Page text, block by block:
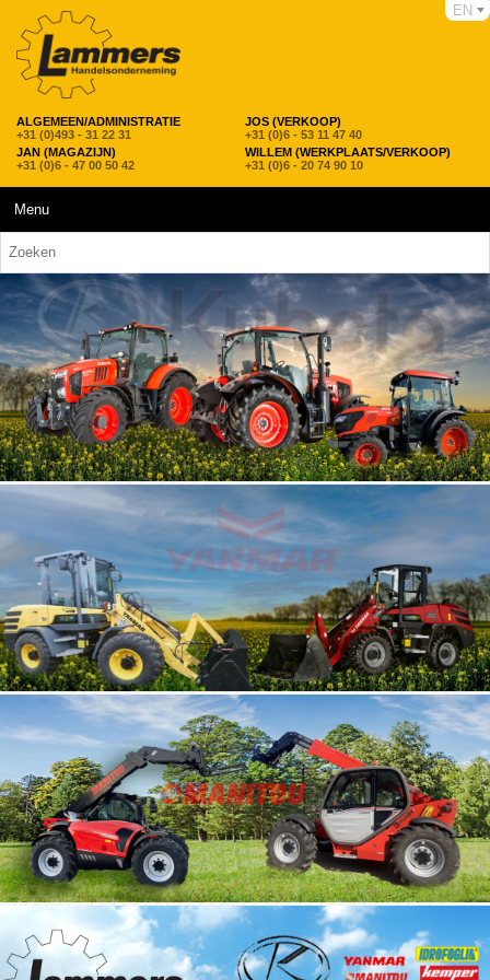
ALGEMEEN/ADMINISTRATIE
+31 (0)493 - 31 22 31
JOS (VERKOOP)
+31 (0)6 - 53 11 47 40
JAN (MAGAZIJN)
+31 (0)6 - 47 00 50 42
WILLEM (WERKPLAATS/VERKOOP)
+31 (0)6 - 20 74 90 10
EN
Menu